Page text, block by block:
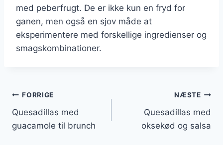
med peberfrugt. De er ikke kun en fryd for
ganen, men også en sjov måde at
eksperimentere med forskellige ingredienser og
smagskombinationer.
Indlægsnavigation
FORRIGE
Quesadillas med
guacamole til brunch
NÆSTE
Quesadillas med
oksekød og salsa